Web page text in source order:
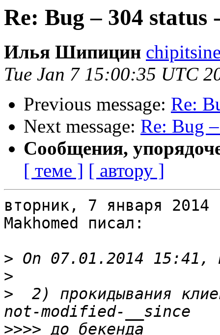
Re: Bug – 304 status
Илья Шипицин
Tue Jan 7 15:00:35 UTC
Previous message: Re:
Next message: Re: Bug
Сообщения,
[ теме ] [ автору ]
вторник, 7 января 2014
Makhomed писал:
>
>
>
2) прокидывания
>>>>